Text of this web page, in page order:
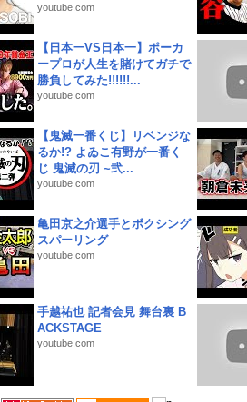
youtube.com
【日本一VS日本一】ポーカ
ープロが人生を賭けてガチで
勝負してみた!!!!!!...
youtube.com
【鬼滅一番くじ】リベンジな
るか!? よゐこ有野が一番く
じ 鬼滅の刃 ~弐...
youtube.com
亀田京之介選手とボクシング
スパーリング
youtube.com
手越祐也 記者会見 舞台裏 B
ACKSTAGE
youtube.com